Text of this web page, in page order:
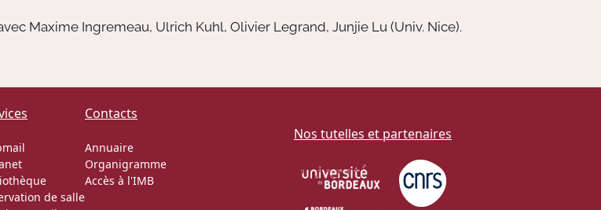
Maxime Ingremeau, Ulrich Kuhl, Olivier Legrand, Junjie Lu (Univ. Nice).
de salle
Contacts
Annuaire
Organigramme
Accès à l'IMB
Nos tutelles et partenaires